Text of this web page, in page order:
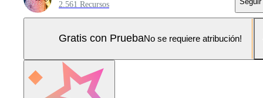
2.561 Recursos
Gratis con PruebaNo se requiere atribución!